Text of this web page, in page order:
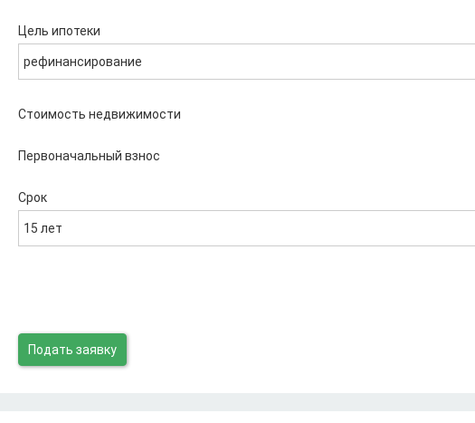
Цель ипотеки
рефинансирование
Стоимость недвижимости
Первоначальный взнос
Срок
15 лет
Подать заявку